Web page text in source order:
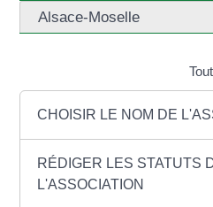
Alsace-Moselle
CHOISIR LE NOM DE
RÉDIGER LES STATUTS
L'ASSOCIATION